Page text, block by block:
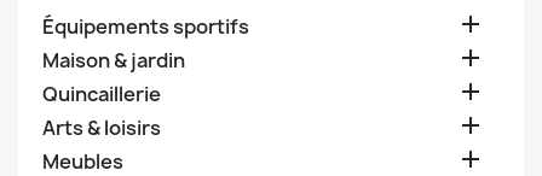
Équipements sportifs 
Maison & jardin 
Quincaillerie 
Arts & loisirs 
Meubles 